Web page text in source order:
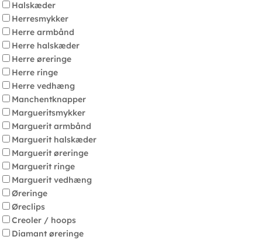
Halskæder
Herresmykker
Herre armbånd
Herre halskæder
Herre øreringe
Herre ringe
Herre vedhæng
Manchentknapper
Margueritsmykker
Marguerit armbånd
Marguerit halskæder
Marguerit øreringe
Marguerit ringe
Marguerit vedhæng
Øreringe
Øreclips
Creoler / hoops
Diamant øreringe